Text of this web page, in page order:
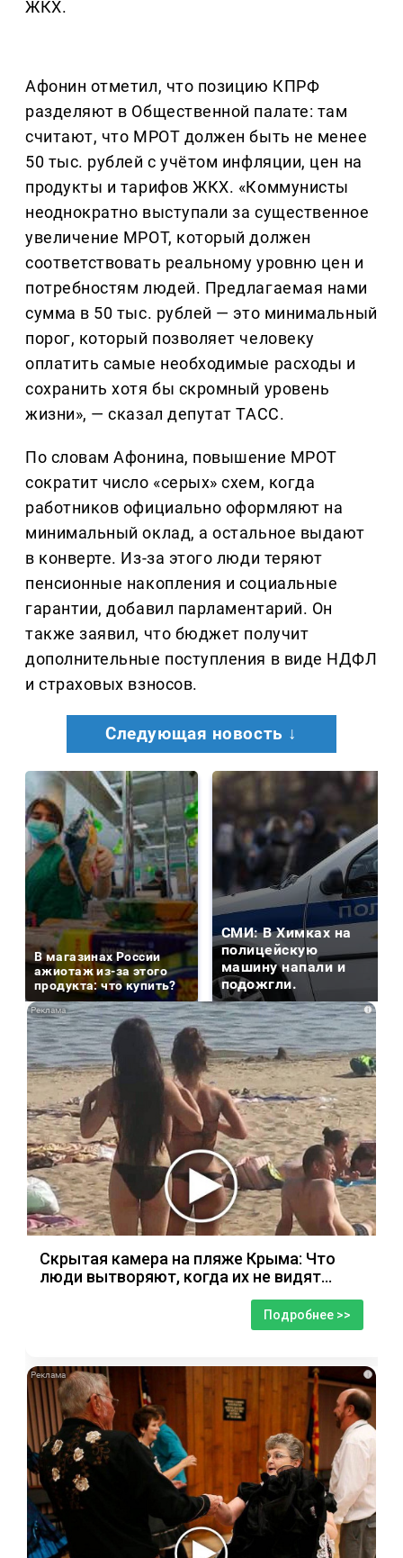
ЖКХ.
Афонин отметил, что позицию КПРФ
разделяют в Общественной палате: там
считают, что МРОТ должен быть не менее
50 тыс. рублей с учётом инфляции, цен на
продукты и тарифов ЖКХ. «Коммунисты
неоднократно выступали за существенное
увеличение МРОТ, который должен
соответствовать реальному уровню цен и
потребностям людей. Предлагаемая нами
сумма в 50 тыс. рублей — это минимальный
порог, который позволяет человеку
оплатить самые необходимые расходы и
сохранить хотя бы скромный уровень
жизни», — сказал депутат ТАСС.
По словам Афонина, повышение МРОТ
сократит число «серых» схем, когда
работников официально оформляют на
минимальный оклад, а остальное выдают
в конверте. Из-за этого люди теряют
пенсионные накопления и социальные
гарантии, добавил парламентарий. Он
также заявил, что бюджет получит
дополнительные поступления в виде НДФЛ
и страховых взносов.
Следующая новость ↓
В магазинах России
ажиотаж из-за этого
продукта: что купить?
СМИ: В Химках на
полицейскую
машину напали и
подожгли.
i
Скрытая камера на пляже Крыма: Что
люди вытворяют, когда их не видят...
Подробнее >>
i